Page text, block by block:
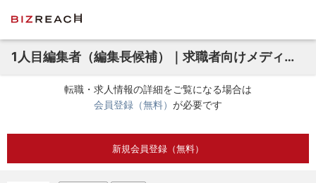
1人目編集者（編集長候補）｜求職者向けメディア立ち上げ（IPO準備中）｜〜1,800万円
転職・求人情報の詳細をご覧になる場合は
会員登録（無料） が必要です
新規会員登録（無料）